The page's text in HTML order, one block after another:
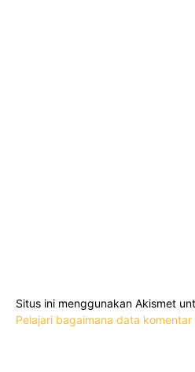
Situs ini menggunakan Akismet
Pelajari bagaimana data